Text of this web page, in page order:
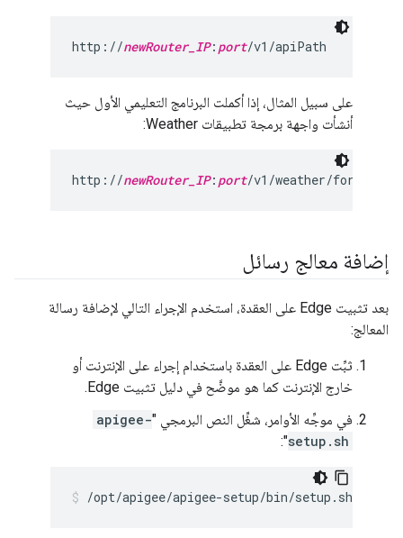
http://newRouter_IP: port/v1/apiPath
على سبيل المثال، إذا أكملت البرنامج التعليمي الأول حيث
أنشأت واجهة برمجة تطبيقات Weather:
http://newRouter_IP: port/v1/weather/
إضافة معالج رسائل
بعد تثبيت Edge على العقدة، استخدم الإجراء التالي لإضافة رسالة
المعالج:
ثبِّت Edge على العقدة باستخدام إجراء على الإنترنت أو
خارج الإنترنت كما هو موضَّح في دليل تثبيت Edge.
في موجِّه الأوامر، شغِّل النص البرمجي "apigee-
setup.sh
":
/opt/apigee/apigee-setup/bin/setup.sh -p